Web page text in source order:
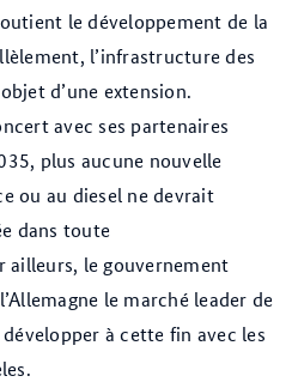
le développement de la
l’infrastructure des
d’une extension.
avec ses partenaires
plus aucune nouvelle
ou au diesel ne devrait
dans toute
ailleurs, le gouvernement
le marché leader de
à cette fin avec les